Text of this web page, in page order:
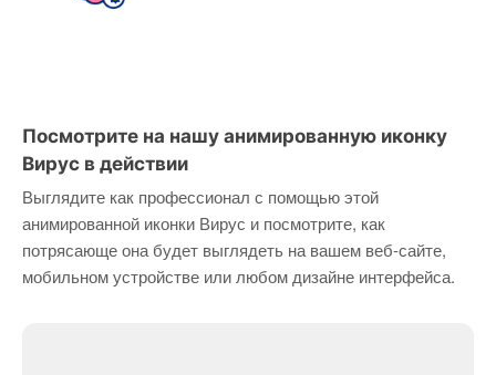
Посмотрите на нашу анимированную иконку
Вирус в действии
Выглядите как профессионал с помощью этой
анимированной иконки Вирус и посмотрите, как
потрясающе она будет выглядеть на вашем веб-сайте,
мобильном устройстве или любом дизайне интерфейса.